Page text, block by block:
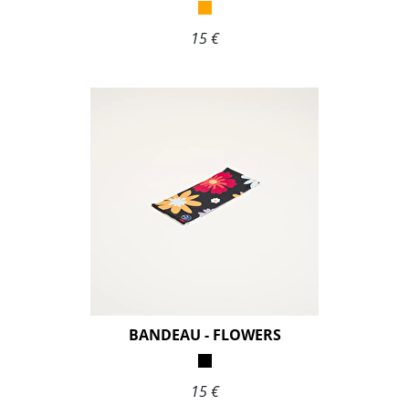
15 €
BANDEAU - FLOWERS
15 €